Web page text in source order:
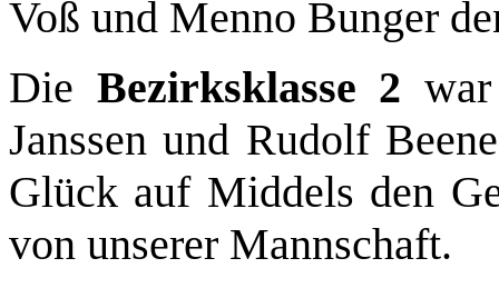
Voß und Menno Bunger
Die Bezirksklasse 2
Janssen und Rudolf
Glück auf Middels den
von unserer Mannschaft.